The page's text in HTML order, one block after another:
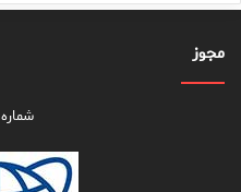
مجوز
شماره ۹۴۰۲۱